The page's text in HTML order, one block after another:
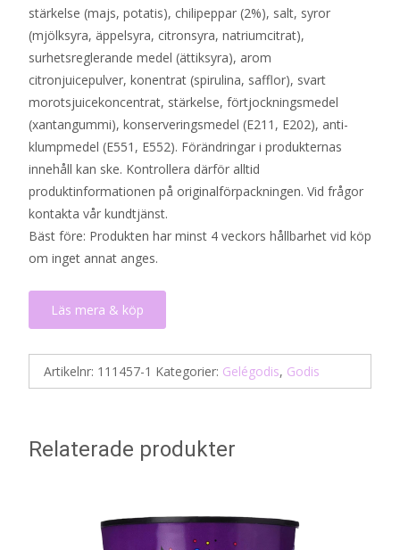
stärkelse (majs, potatis), chilipeppar (2%), salt, syror
(mjölksyra, äppelsyra, citronsyra, natriumcitrat),
surhetsreglerande medel (ättiksyra), arom
citronjuicepulver, konentrat (spirulina, safflor), svart
morotsjuicekoncentrat, stärkelse, förtjockningsmedel
(xantangummi), konserveringsmedel (E211, E202), anti-
klumpmedel (E551, E552). Förändringar i produkternas
innehåll kan ske. Kontrollera därför alltid
produktinformationen på originalförpackningen. Vid frågor
kontakta vår kundtjänst.
Bäst före: Produkten har minst 4 veckors hållbarhet vid köp
om inget annat anges.
Läs mera & köp
Artikelnr: 111457-1 Kategorier: Gelégodis, Godis
Relaterade produkter